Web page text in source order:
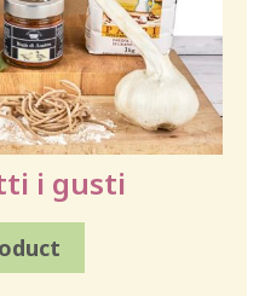
i gusti